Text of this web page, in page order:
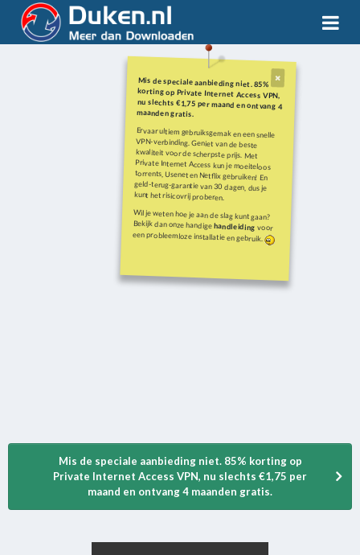
Mis de speciale aanbieding niet. 85%
korting op Private Internet Access VPN,
nu slechts €1,75 per maand en ontvang 4
maanden gratis.
Ervaar ultiem gebruiksgemak en een snelle
VPN-verbinding. Geniet van de beste
kwaliteit voor de scherpste prijs. Met
Private Internet Access kun je moeiteloos
torrents, Usenet en Netflix gebruiken! En
geld-terug-garantie van 30 dagen, dus je
kunt het risicovrij proberen.
Wil je weten hoe je aan de slag kunt gaan?
Bekijk dan onze handigehandleiding voor
een probleemloze installatie en gebruik.
Mis de speciale aanbieding niet. 85% korting op
Private Internet Access VPN, nu slechts €1,75 per
maand en ontvang 4 maanden gratis.